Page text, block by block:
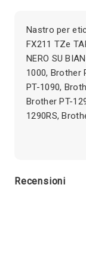
Nastro per
FX211 TZe
NERO SU
1000, Brother
PT-1090,
Brother PT-
1290RS,
Recensioni